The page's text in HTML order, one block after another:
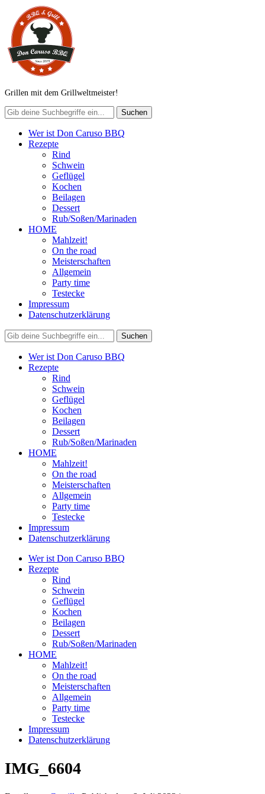
Grillen mit dem Grillweltmeister!
Wer ist Don Caruso BBQ
Rezepte
Rind
Schwein
Geflügel
Kochen
Beilagen
Dessert
Rub/Soßen/Marinaden
HOME
Mahlzeit!
On the road
Meisterschaften
Allgemein
Party time
Testecke
Impressum
Datenschutzerklärung
Wer ist Don Caruso BBQ
Rezepte
Rind
Schwein
Geflügel
Kochen
Beilagen
Dessert
Rub/Soßen/Marinaden
HOME
Mahlzeit!
On the road
Meisterschaften
Allgemein
Party time
Testecke
Impressum
Datenschutzerklärung
Wer ist Don Caruso BBQ
Rezepte
Rind
Schwein
Geflügel
Kochen
Beilagen
Dessert
Rub/Soßen/Marinaden
HOME
Mahlzeit!
On the road
Meisterschaften
Allgemein
Party time
Testecke
Impressum
Datenschutzerklärung
IMG_6604